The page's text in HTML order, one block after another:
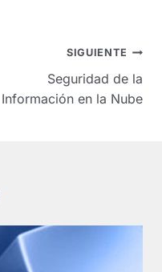
SIGUIENTE
Seguridad de la
Información en la Nube